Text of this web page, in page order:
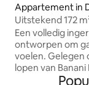
Appartement in
Uitstekend 172
@Banani
Een volledig
ontworpen om
voelen. Gelegen
lopen van Banani